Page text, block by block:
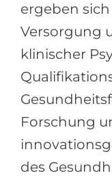
ergeben
Versorgung
klinischer
Forschung
des